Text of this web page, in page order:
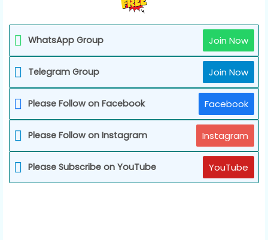
WhatsApp Group Join Now
Telegram Group Join Now
Please Follow on Facebook Facebook
Please Follow on Instagram Instagram
Please Subscribe on YouTube YouTube